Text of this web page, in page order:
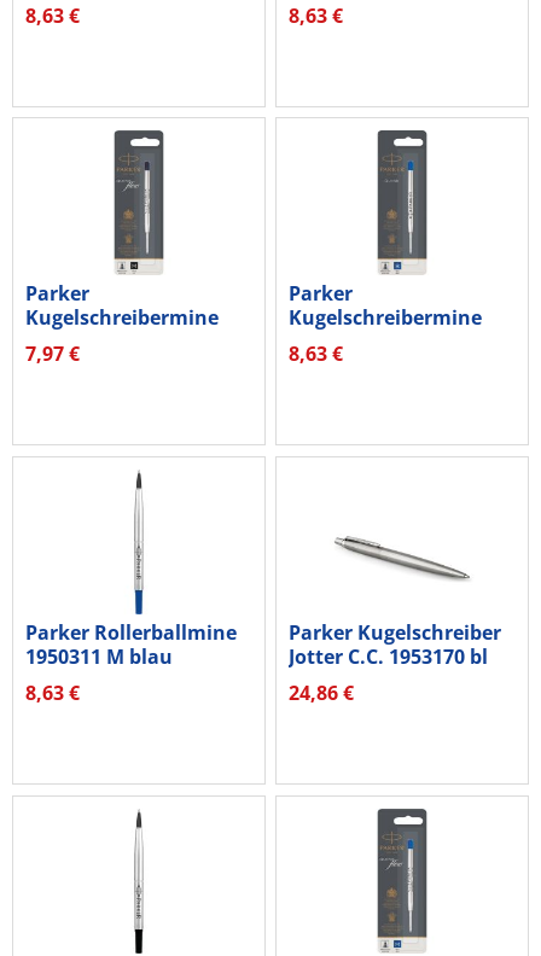
8,63 €
8,63 €
Parker
Kugelschreibermine
QUINKflow 1950369
M...
7,97 €
Parker
Kugelschreibermine
QUINKflow 1950365...
8,63 €
Parker Rollerballmine
1950311 M blau
8,63 €
Parker Kugelschreiber
Jotter C.C. 1953170 bl
24,86 €